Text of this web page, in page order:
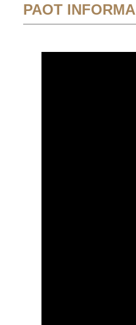
PAOT INFORMA